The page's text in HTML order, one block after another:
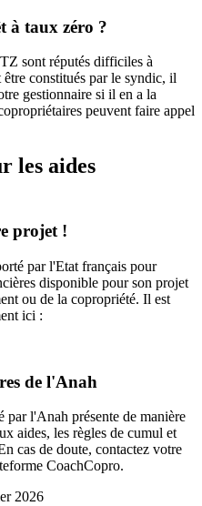
à taux zéro ?
sont réputés difficiles à
constitués par le syndic, il
gestionnaire si il en a la
peuvent faire appel
les aides
projet !
par l'Etat français pour
disponible pour son projet
ou de la copropriété. Il est
ici :
de l'Anah
par l'Anah présente de manière
aides, les règles de cumul et
cas de doute, contactez votre
CoachCopro.
2026